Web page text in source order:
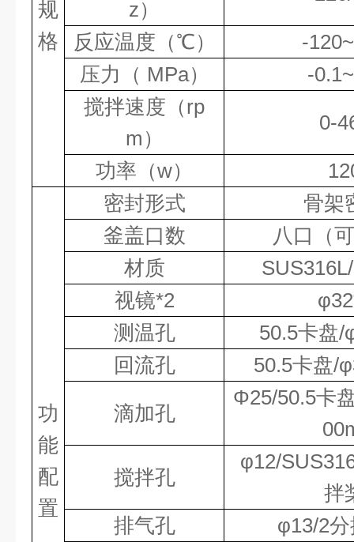
规
格
z）
反应温度（℃） -120~
压力（ MPa） -
搅拌速度（rp
m）
0-
功率（w）
功
能
配
置
密封形式
骨架
釜盖口数
八口（
材质
视镜*2
φ32
测温孔
50.5卡盘/
回流孔
50.5卡盘/
滴加孔
Φ25/50.5卡
00
搅拌孔
φ12/
拌
排气孔
φ13/2